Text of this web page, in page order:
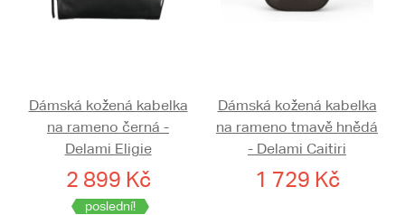
Dámská kožená kabelka
na rameno černá -
Delami Eligie
2 899 Kč
poslední!
Dámská kožená kabelka
na rameno tmavě hnědá
- Delami Caitiri
1 729 Kč